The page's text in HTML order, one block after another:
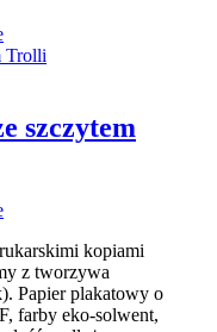
Ten
produkt
Opcje
na
stronie
produktu
szczytem
Ten
ma
wiele
wariantów.
Opcje
kopiami
z tworzywa
Papier plakatowy o
farby eko-solwent,